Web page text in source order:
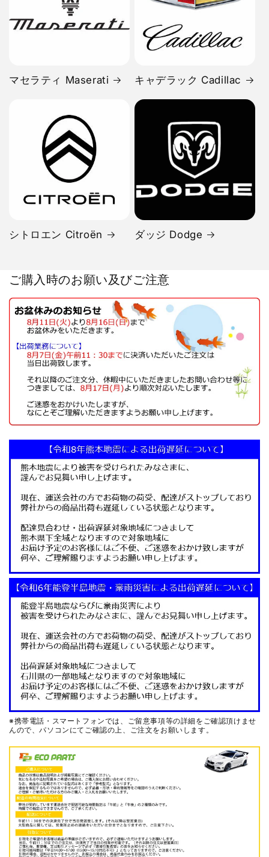
マセラティ Maserati キャデラック Cadillac
シトロエン Citroën ダッジ Dodge
ご購入時のお願い及びご注意
※携帯電話・スマートフォンでは、ご留意事項等の詳細をご確認頂けませ
んので、パソコンにてご確認の上、ご注文をお願いします。